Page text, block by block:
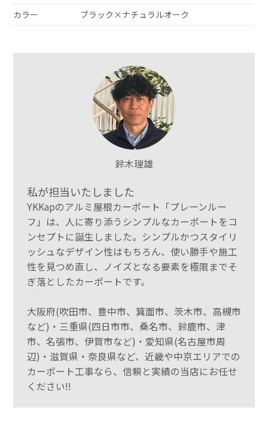
カラー
ブラック×ナチュラルオーク
鈴木理雄
私が担当いたしました
YKKapのアルミ屋根カーポート「プレーンルー
フ」は、人に寄り添うシンプルなカーポートをコ
ンセプトに誕生しました。シンプルかつスタイリ
ッシュなデザイン性はもちろん、使い勝手や施工
性を見つめ直し、ノイズとなる要素を極限までそ
ぎ落としたカーポートです。
大阪府(吹田市、豊中市、箕面市、茨木市、高槻市
など)・三重県(四日市市、桑名市、鈴鹿市、津
市、名張市、伊賀市など)・愛知県(名古屋市周
辺)・滋賀県・奈良県など、近畿や中京エリアでの
カーポート工事なら、信頼と実績の当店にお任せ
ください!!